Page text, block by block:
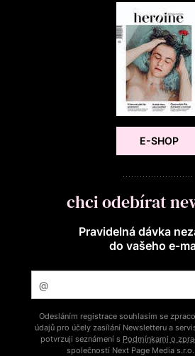
E-SHOP
chci odebírat
Pravidelná dávka
do vašeho
Odesláním registrace souhlasím se
údajů pro účely zasílání Newsletteru a
potvrzuji seznámení s Podmínkami o
společností Next Page Media